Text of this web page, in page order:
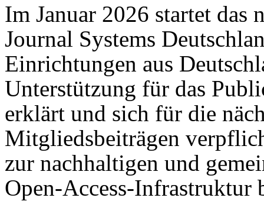
Im Januar 2026 startet das
Journal Systems
Einrichtungen aus
Unterstützung für das
erklärt und sich für die
Mitgliedsbeiträgen
zur nachhaltigen und
Open-Access-Infrastruktur